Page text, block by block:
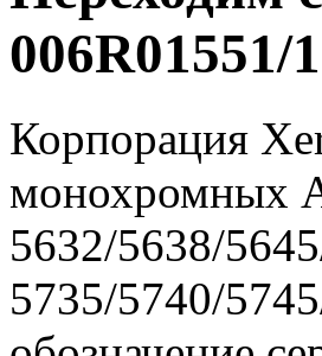
006R01551/
Корпорация
монохромных
5632/5638/
5735/5740/